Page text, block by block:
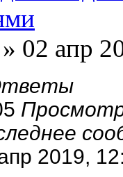
» 02 апр
2019,